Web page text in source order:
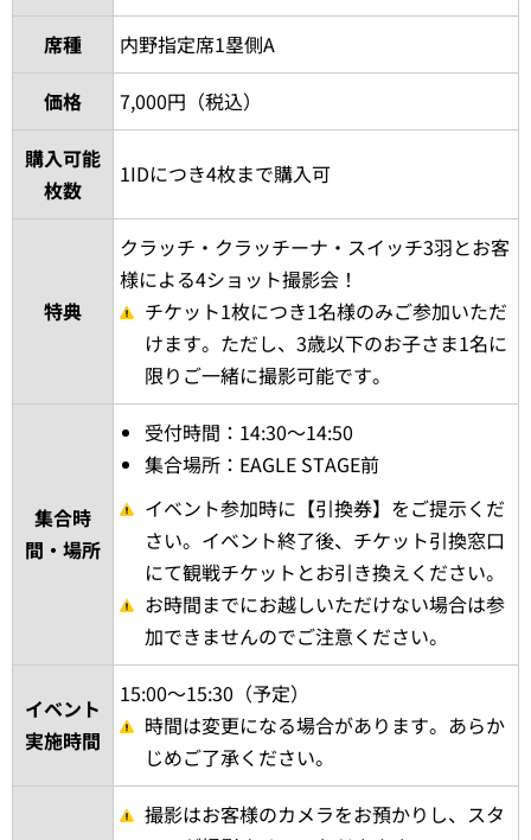
席種
内野指定席1塁側A
価格
7,000円（税込）
購入可能
枚数
1IDにつき4枚まで購入可
特典
クラッチ・クラッチーナ・スイッチ3羽とお客
様による4ショット撮影会！
チケット1枚につき1名様のみご参加いただ
けます。ただし、3歳以下のお子さま1名に
限りご一緒に撮影可能です。
集合時
間・場所
受付時間：14:30～14:50
集合場所：EAGLE STAGE前
イベント参加時に【引換券】をご提示くだ
さい。イベント終了後、チケット引換窓口
にて観戦チケットとお引き換えください。
お時間までにお越しいただけない場合は参
加できませんのでご注意ください。
イベント
実施時間
15:00～15:30（予定）
時間は変更になる場合があります。あらか
じめご了承ください。
撮影はお客様のカメラをお預かりし、スタ